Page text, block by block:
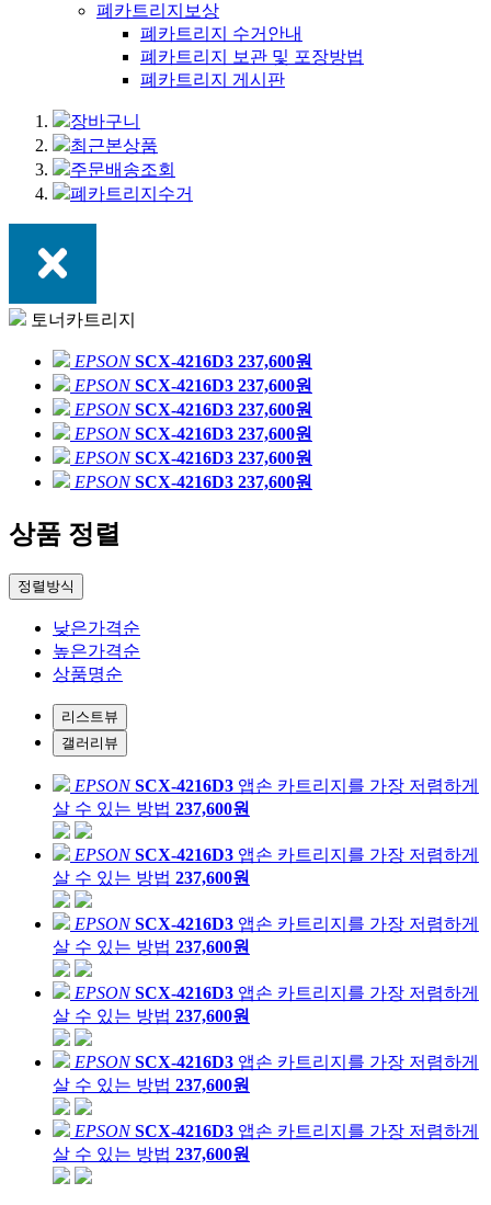
폐카트리지보상
폐카트리지 수거안내
폐카트리지 보관 및 포장방법
폐카트리지 게시판
장바구니
최근본상품
주문배송조회
폐카트리지수거
토너카트리지
EPSON SCX-4216D3 237,600원
EPSON SCX-4216D3 237,600원
EPSON SCX-4216D3 237,600원
EPSON SCX-4216D3 237,600원
EPSON SCX-4216D3 237,600원
EPSON SCX-4216D3 237,600원
상품 정렬
정렬방식
낮은가격순
높은가격순
상품명순
리스트뷰
갤러리뷰
EPSON SCX-4216D3 앱손 카트리지를 가장 저렴하게
살 수 있는 방법 237,600원
EPSON SCX-4216D3 앱손 카트리지를 가장 저렴하게
살 수 있는 방법 237,600원
EPSON SCX-4216D3 앱손 카트리지를 가장 저렴하게
살 수 있는 방법 237,600원
EPSON SCX-4216D3 앱손 카트리지를 가장 저렴하게
살 수 있는 방법 237,600원
EPSON SCX-4216D3 앱손 카트리지를 가장 저렴하게
살 수 있는 방법 237,600원
EPSON SCX-4216D3 앱손 카트리지를 가장 저렴하게
살 수 있는 방법 237,600원